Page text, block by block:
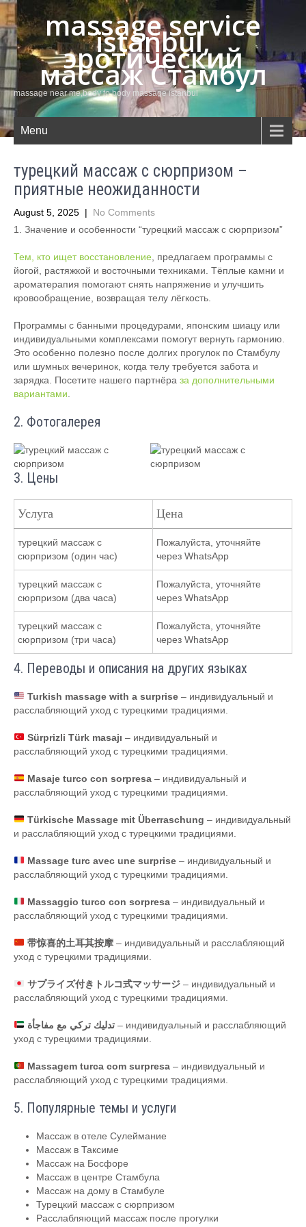
massage service
istanbul,
эротический
массаж Стамбул
massage near me,body to body massage istanbul
Menu
турецкий массаж с сюрпризом –
приятные неожиданности
August 5, 2025 | No Comments
1. Значение и особенности “турецкий массаж с сюрпризом”
Тем, кто ищет восстановление , предлагаем программы с
йогой, растяжкой и восточными техниками. Тёплые камни и
ароматерапия помогают снять напряжение и улучшить
кровообращение, возвращая телу лёгкость.
Программы с банными процедурами, японским шиацу или
индивидуальными комплексами помогут вернуть гармонию.
Это особенно полезно после долгих прогулок по Стамбулу
или шумных вечеринок, когда телу требуется забота и
зарядка. Посетите нашего партнёра за дополнительными
вариантами
2. Фотогалерея
3. Цены
Услуга Цена
турецкий массаж с
сюрпризом (один час)
Пожалуйста, уточняйте
через WhatsApp
турецкий массаж с
сюрпризом (два часа)
Пожалуйста, уточняйте
через WhatsApp
турецкий массаж с
сюрпризом (три часа)
Пожалуйста, уточняйте
через WhatsApp
4. Переводы и описания на других языках
Turkish massage with a surprise– индивидуальный и
расслабляющий уход с турецкими традициями.
Sürprizli Türk masajı – индивидуальный и
расслабляющий уход с турецкими традициями.
Masaje turco con sorpresa– индивидуальный и
расслабляющий уход с турецкими традициями.
Türkische Massage mit Überraschung – индивидуальный
и расслабляющий уход с турецкими традициями.
Massage turc avec une surprise– индивидуальный и
расслабляющий уход с турецкими традициями.
Massaggio turco con sorpresa– индивидуальный и
расслабляющий уход с турецкими традициями.
带惊喜的土耳其按摩– индивидуальный и расслабляющий
уход с турецкими традициями.
サプライズ付きトルコ式マッサージ– индивидуальный и
расслабляющий уход с турецкими традициями.
تدليك تركي مع مفاجأة– индивидуальный и расслабляющий
уход с турецкими традициями.
Massagem turca com surpresa– индивидуальный и
расслабляющий уход с турецкими традициями.
5. Популярные темы и услуги
Массаж в отеле Сулеймание
Массаж в Таксиме
Массаж на Босфоре
Массаж в центре Стамбула
Массаж на дому в Стамбуле
Турецкий массаж с сюрпризом
Расслабляющий массаж после прогулки